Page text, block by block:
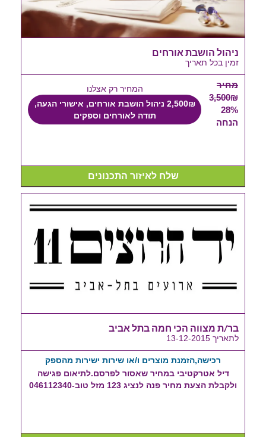
ניהול הושבת אורחים
זמין בכל תאריך
מחיר
3,500₪
28%
הנחה
המחיר רק אצלנו
2,500₪ ניהול הושבת אורחים, אישורי הגעה,
תודה לאורחים וספקים
שלח לאיזור התכנונים
בר/ת מצווה הכי חמה בתל אביב
לתאריך 13-12-2015
רכישה,הזמנת מוצרים ו/או שירות ישירות מהספק
דיל אטרקטיבי במחיר שאסור לפרסם.לתיאום פגישה
ולקבלת הצעת מחיר פנה לנציג 123 מזל טוב-046112340